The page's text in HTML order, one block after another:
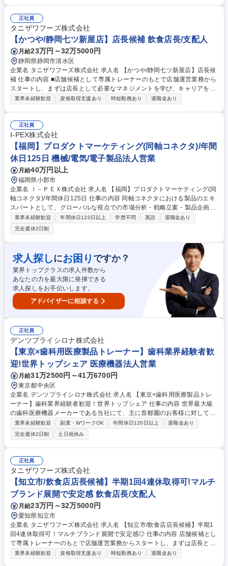
などのキャリアパスが用意されています。 ★順調に店舗拡大が進んでおり
増員採用となります。★ 【教育研修】未経験の方でも安心して働き始めら
れるようブランドごとにマニュアルやタブレット端末を使用した動画を併
用したトレーニングが受けれます。 募集職種 【碧南市/飲食店店長候補】
半期1回4連休取得可！マルチブランド展開で安定感◎
正社員
タニザワフーズ株式会社
【かつや/静岡七ツ新屋店】店長候補 飲食店長/支配人
月給23万円～32万5000円
静岡県静岡市清水区
企業名 タニザワフーズ株式会社 求人名 【かつや/静岡七ツ新屋店】店長候
補 仕事の内容 ■店舗候補として専属トレーナーのもとで店舗運営業務から
スタートし、まずは店長として必要なマネジメントを学び、キャリアを目
指して頂きます。入社2年を目途に店長登用されるように教育をしていき
順調に店舗拡大が進んでおり増員採用となります。★ 【教育研修】未経験
の方でも安心して働き始められるようブランドごとにマニュアルやタブレ
ット端末を使用した動画を併用したトレーニングが受けれます。 募集職種
【かつや/静岡七ツ新屋店】店長候補
業界未経験歓迎 資格取得支援あり 時短勤務あり 退職金あり
正社員
I-PEX株式会社
【福岡】プロダクトマーケティング(同軸コネクタ)/年間
休日125日 機械/電気/電子製品法人営業
月給40万円以上
福岡県小郡市
企業名 Ｉ－ＰＥＸ株式会社 求人名 【福岡】プロダクトマーケティング(同
軸コネクタ)/年間休日125日 仕事の内容 同軸コネクタにおける製品のエキ
スパートとして、グローバルな視点での市場分析・戦略立案・製品企画、
ビジネスパートナーとなる協力会社開拓、製品シリーズのマネージメント
をお任せします。 ■同軸コネクタのエキスパートとしてグローバル＆ロー
カル市場の需要、競合分析■サプライヤー各社とスペック、価格に関する
折衝■販売促進ツールの作成・改善■新製品開発において、企画立案からリ
リースまでのプロジェクトマネジメント■売上・利益最大化の計画策定■営
業フォーキャスト情報収集、製造キャパシティ計画、コストダウン活動■
ターゲット顧客・マーケットプラン策定■営業・FAEへのトレーニング 募
集職種 【福岡】プロダクトマーケティング(同軸コネクタ)/年間休日125日
業界未経験歓迎 年間休日120日以上 学歴不問 英語
退職金あり
完全週休2日制
求人探しにお困り ですか？
業界トップクラスの求人件数から
あなたの力を最大限に発揮できる
求人探しをお手伝いします。
アドバイザーに相談する
正社員
デンツプライシロナ株式会社
【東京×歯科用医療製品トレーナー】歯科業界経験者歓
迎!世界トップシェア 医療機器法人営業
月給31万2500円～41万6700円
東京都中央区
企業名 デンツプライシロナ株式会社 求人名 【東京×歯科用医療製品トレ
ーナー】歯科業界経験者歓迎！世界トップシェア 仕事の内容 世界最大級
の歯科医療機器メーカーである当社にて、主に首都圏のお客様に対して最
先端の歯科用CAD/CAMシステム「セレック」の導入支援や操作指導をご
担当いただきます。 ■導入前後のお客様への操作トレーニング実施 ■セレ
ック等の製品設置サポート ■展示会やセミナーでの製品説明・実演 ■顧客
ニーズに合わせた他製品の紹介 ■定期的な訪問による活用アドバイスとリ
レーション構築 【仕事の魅力】 製品の価値を最大限に引き出す「教育・
サポート」に専念できます。最先端のデジタル歯科技術に深く関わりなが
ら、クリニック経営や治療品質の向上を直接支援できます。 募集職種
【東京×歯科用医療製品トレーナー】歯科業界経験者歓迎！世界トップシ
ェア
業界未経験歓迎 副業・WワークOK 年間休日120日以上
退職金あり
完全週休2日制
土日祝休み
正社員
タニザワフーズ株式会社
【知立市/飲食店店長候補】半期1回4連休取得可!マルチ
ブランド展開で安定感 飲食店長/支配人
月給23万円～32万5000円
愛知県知立市
企業名 タニザワフーズ株式会社 求人名 【知立市/飲食店店長候補】半期1
回4連休取得可！マルチブランド展開で安定感◎ 仕事の内容 店舗候補とし
て専属トレーナーのもとで店舗運営業務からスタートし、まずは店長とし
て必要なマネジメントを学び、キャリアを目指して頂きます。★入社2年
業界未経験歓迎 資格取得支援あり 時短勤務あり 退職金あり